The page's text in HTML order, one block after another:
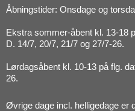
Åbningstider: Onsdage og
Ekstra sommer-åbent kl. 13-18
D. 14/7, 20/7, 21/7 og 27/7-26.
Lørdagsåbent kl. 10-13 på flg.
26.
Øvrige dage incl. helligedage er